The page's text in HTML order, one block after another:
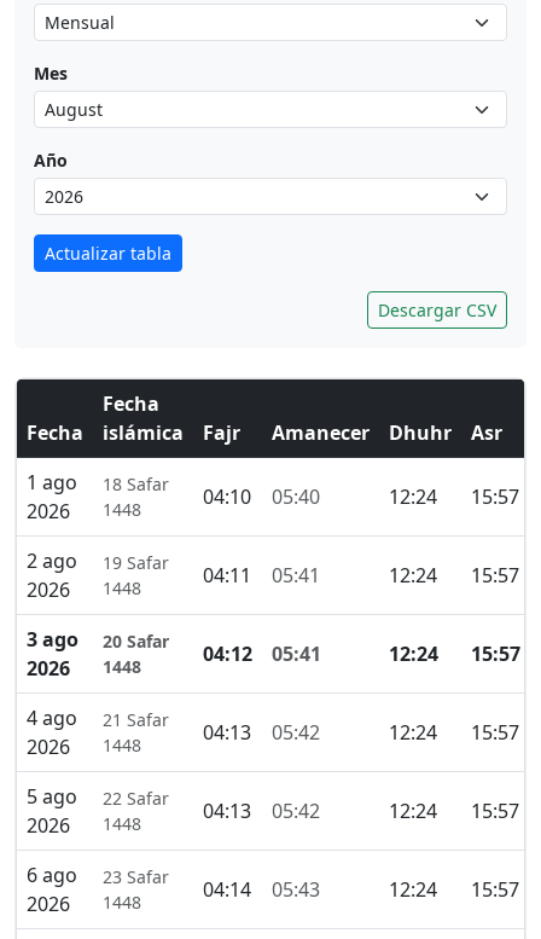
Mes
Año
Actualizar tabla
Descargar CSV
Fecha
Fecha
islámica
Fajr Amanecer Dhuhr Asr
1 ago
2026
18 Safar
1448
04:10 05:40 12:24 15:57
2 ago
2026
19 Safar
1448
04:11 05:41 12:24 15:57
3 ago
2026
20 Safar
1448
04:12 05:41 12:24 15:57
4 ago
2026
21 Safar
1448
04:13 05:42 12:24 15:57
5 ago
2026
22 Safar
1448
04:13 05:42 12:24 15:57
6 ago
2026
23 Safar
1448
04:14 05:43 12:24 15:57